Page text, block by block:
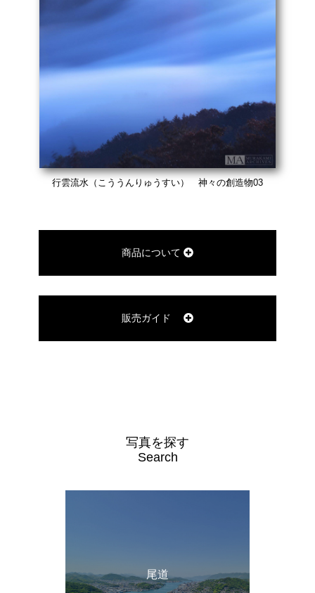
行雲流水（こううんりゅうすい） 神々の創造物03
商品について
販売ガイド
写真を探す
Search
尾道